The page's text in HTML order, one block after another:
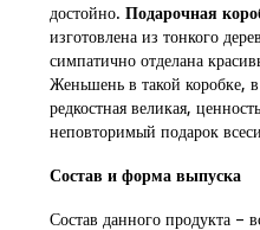
достойно. Подарочная
изготовлена из тонкого
симпатично отделана
Женьшень в такой коробке,
редкостная великая,
неповторимый подарок
Состав и форма выпуска
Состав данного продукта –